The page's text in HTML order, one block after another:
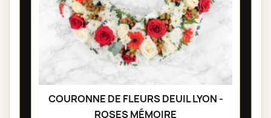
COURONNE DE FLEURS DEUIL LYON -
ROSES MÉMOIRE